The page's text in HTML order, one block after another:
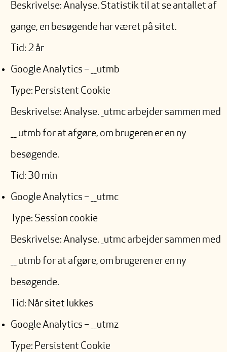
Beskrivelse: Analyse. Statistik til at se antallet af
gange, en besøgende har været på sitet.
Tid: 2 år
Google Analytics – __utmb
Type: Persistent Cookie
Beskrivelse: Analyse. _utmc arbejder sammen med
__ utmb for at afgøre, om brugeren er en ny
besøgende.
Tid: 30 min
Google Analytics – __utmc
Type: Session cookie
Beskrivelse: Analyse. _utmc arbejder sammen med
__ utmb for at afgøre, om brugeren er en ny
besøgende.
Tid: Når sitet lukkes
Google Analytics – __utmz
Type: Persistent Cookie